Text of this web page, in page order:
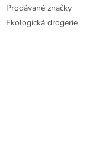
Prodávané značky
Ekologická drogerie